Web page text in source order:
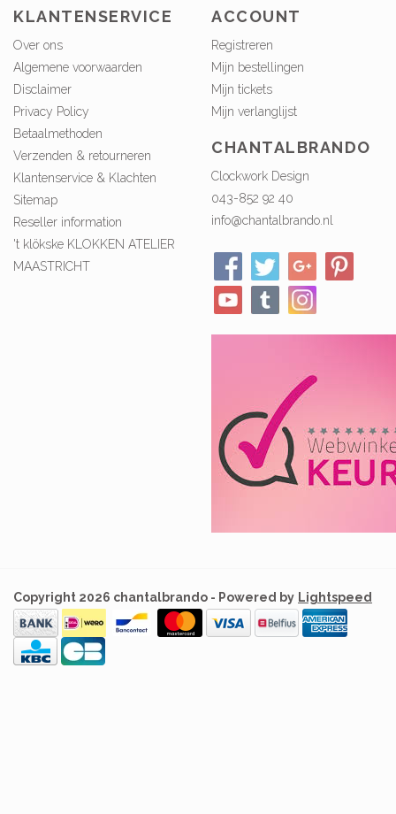
KLANTENSERVICE
Over ons
Algemene voorwaarden
Disclaimer
Privacy Policy
Betaalmethoden
Verzenden & retourneren
Klantenservice & Klachten
Sitemap
Reseller information
't klökske KLOKKEN ATELIER
MAASTRICHT
ACCOUNT
Registreren
Mijn bestellingen
Mijn tickets
Mijn verlanglijst
CHANTALBRANDO
Clockwork Design
043-852 92 40
info@chantalbrando.nl
Copyright 2026 chantalbrando - Powered by Lightspeed